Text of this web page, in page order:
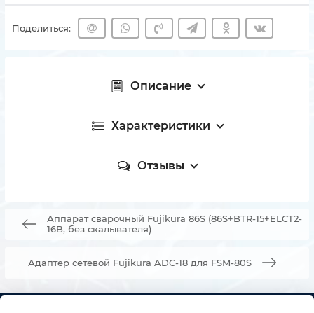
Поделиться:
Описание
Характеристики
Отзывы
Аппарат сварочный Fujikura 86S (86S+BTR-15+ELCT2-
16B, без скалывателя)
Адаптер сетевой Fujikura ADC-18 для FSM-80S